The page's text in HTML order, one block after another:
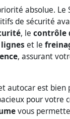
absolue. Le
de sécurité
, le contrôle
et le
, assurant
autocar est
pour votre
vous